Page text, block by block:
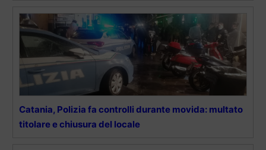
Catania, Polizia fa controlli durante movida: multato
titolare e chiusura del locale